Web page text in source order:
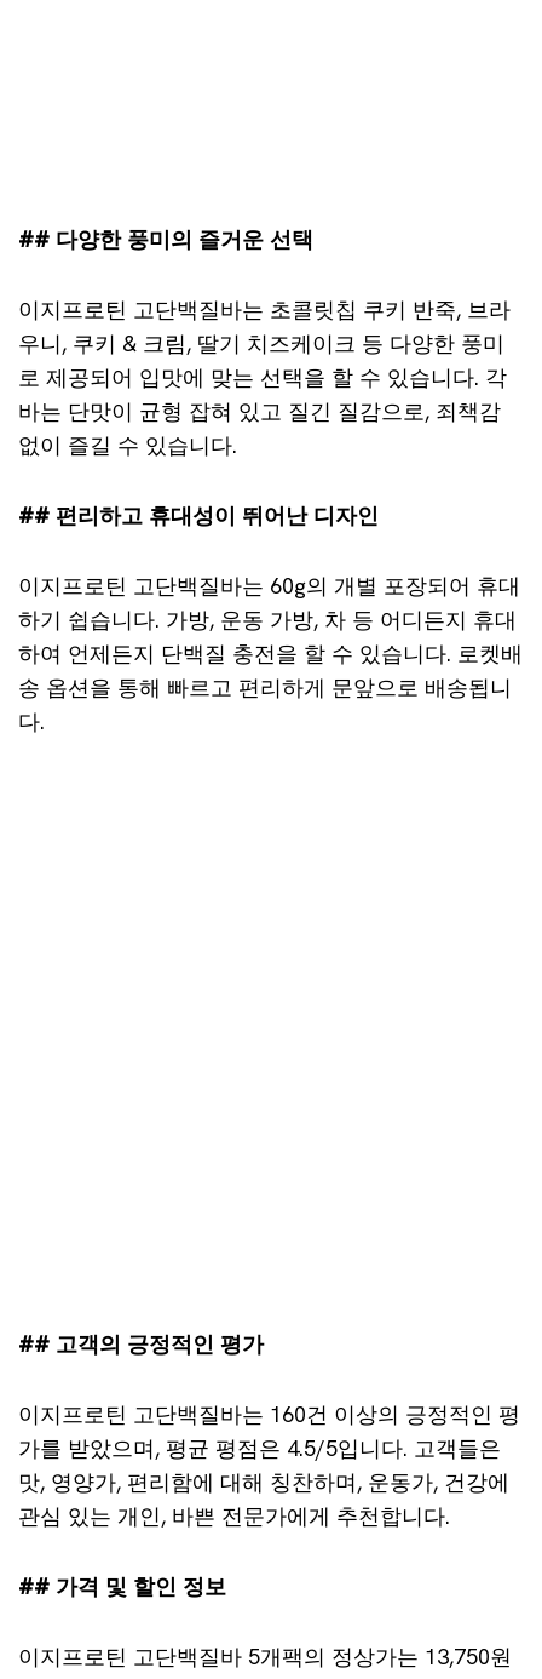
## 다양한 풍미의 즐거운 선택
이지프로틴 고단백질바는 초콜릿칩 쿠키 반죽, 브라
우니, 쿠키 & 크림, 딸기 치즈케이크 등 다양한 풍미
로 제공되어 입맛에 맞는 선택을 할 수 있습니다. 각
바는 단맛이 균형 잡혀 있고 질긴 질감으로, 죄책감
없이 즐길 수 있습니다.
## 편리하고 휴대성이 뛰어난 디자인
이지프로틴 고단백질바는 60g의 개별 포장되어 휴대
하기 쉽습니다. 가방, 운동 가방, 차 등 어디든지 휴대
하여 언제든지 단백질 충전을 할 수 있습니다. 로켓배
송 옵션을 통해 빠르고 편리하게 문앞으로 배송됩니
다.
## 고객의 긍정적인 평가
이지프로틴 고단백질바는 160건 이상의 긍정적인 평
가를 받았으며, 평균 평점은 4.5/5입니다. 고객들은
맛, 영양가, 편리함에 대해 칭찬하며, 운동가, 건강에
관심 있는 개인, 바쁜 전문가에게 추천합니다.
## 가격 및 할인 정보
이지프로틴 고단백질바 5개팩의 정상가는 13,750원